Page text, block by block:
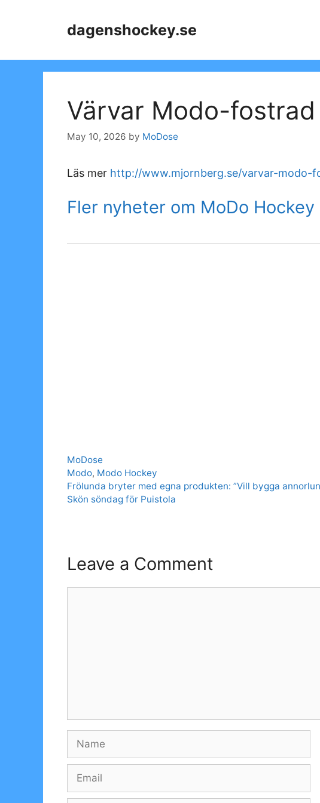
dagenshockey.se
Värvar Modo-
May 10, 2026 by MoDose
Läs mer http://www.mjornberg.se/varvar-modo-
Fler nyheter om MoDo Hockey
Categories
MoDose
Tags
Modo, Modo Hockey
Frölunda bryter med egna produkten: ”Vill bygga
Skön söndag för Puistola
Leave a Comment
Name
Email